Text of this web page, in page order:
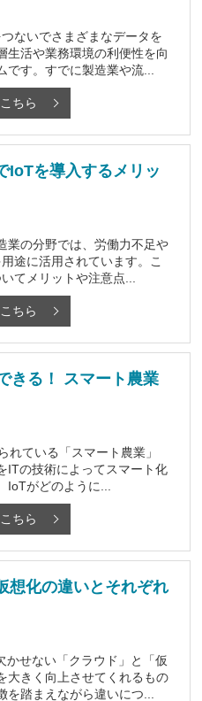
ないでさまざまなデータを
生活や業務環境の利便性を向
です。すでに製造業や流...
ちら
IoTを導入するメリッ
業の分野では、労働力不足や
途に活用されています。こ
てメリットや注意点...
ちら
きる！ スマート農業
れている「スマート農業」
ITの技術によってスマート化
IoTがどのように...
ちら
想化の違いとそれぞれ
かせない「クラウド」と「仮
大きく向上させてくれるもの
踏まえながら違いにつ...